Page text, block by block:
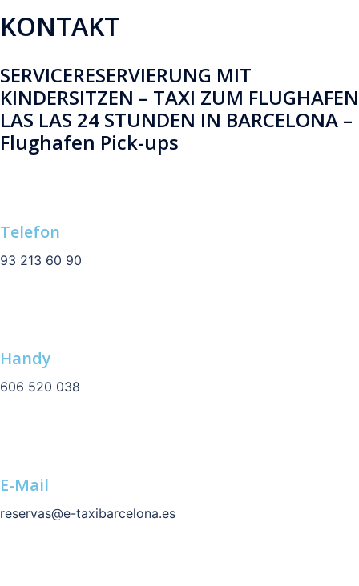
KONTAKT
SERVICERESERVIERUNG MIT
KINDERSITZEN – TAXI ZUM FLUGHAFEN
LAS LAS 24 STUNDEN IN BARCELONA –
Flughafen Pick-ups
Telefon
93 213 60 90
Handy
606 520 038
E-Mail
reservas@e-taxibarcelona.es